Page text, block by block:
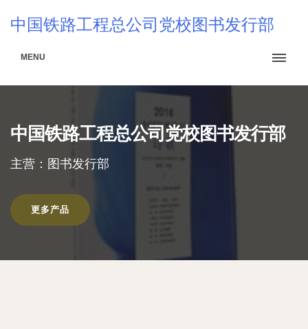
中国铁路工程总公司党校图书发行部
MENU
中国铁路工程总公司党校图书发行部
主营：图书发行部
更多产品